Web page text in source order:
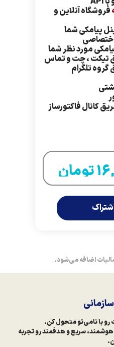
فروشگاه آنلاین و
پیامکی شما
مورد نظر شما
تیکت ، چت و تماس
گروه تلگرام
کانال فاکتورساز
با تامی‌تو متحول کن.
سریع و هدفمند رو تجربه